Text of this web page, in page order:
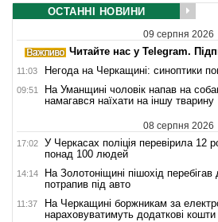
ОСТАННІ НОВИНИ
09 серпня 2026
Читайте нас у Telegram.
11:03 Негода на Черкащині: синоптики
09:51
На Уманщині чоловік напав на
намагався наїхати на іншу тварину
08 серпня 2026
17:02
У Черкасах поліція перевірила 12
понад 100 людей
14:14
На Золотоніщині пішохід
потрапив під авто
11:37
На Черкащині боржникам за
нараховуватимуть додаткові кошти